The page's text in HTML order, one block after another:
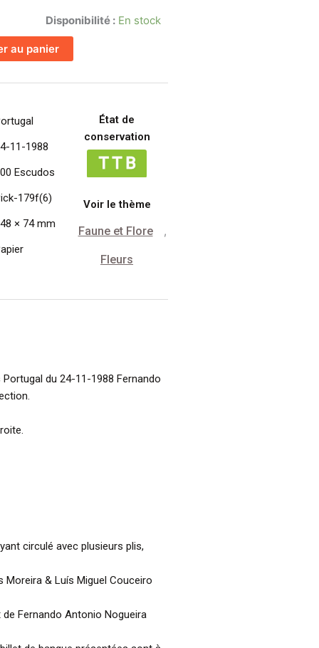
Disponibilité : En stock
au panier
11-1988
Escudos
179f(6)
× 74 mm
État de
conservation
Voir le thème
Faune et Flore ,
Fleurs
du 24-11-1988 Fernando
circulé avec plusieurs plis,
Moreira & Luís Miguel Couceiro
Fernando Antonio Nogueira